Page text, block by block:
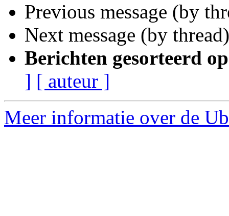
Previous message (by
Next message (by
Berichten gesorteerd
] [ auteur ]
Meer informatie over de